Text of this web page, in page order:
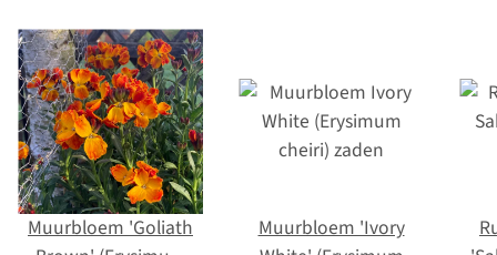
Muurbloem 'Goliath
Muurbloem 'Ivory